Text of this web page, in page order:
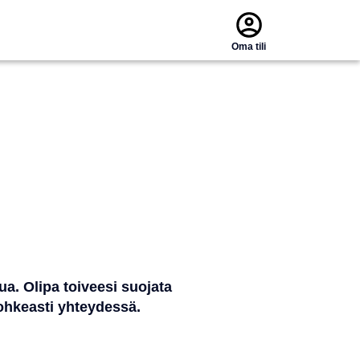
Oma tili
Olipa toiveesi suojata
yhteydessä.